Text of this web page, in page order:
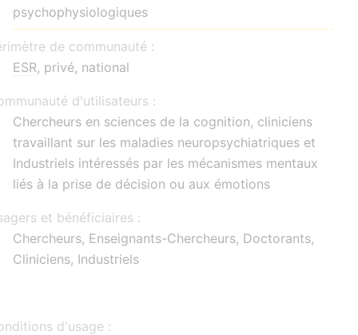
psychophysiologiques
de communauté :
ESR, privé, national
d'utilisateurs :
Chercheurs en sciences de la cognition, cliniciens
travaillant sur les maladies neuropsychiatriques et
Industriels intéressés par les mécanismes mentaux
liés à la prise de décision ou aux émotions
et bénéficiaires :
Chercheurs, Enseignants-Chercheurs, Doctorants,
Cliniciens, Industriels
d'usage :